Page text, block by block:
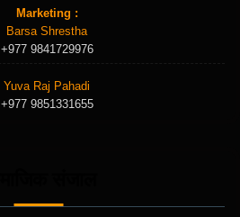
Marketing :
Barsa Shrestha
+977 9841729976
Yuva Raj Pahadi
+977 9851331655